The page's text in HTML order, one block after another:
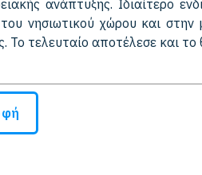
ανάπτυξης. Ιδιαίτερο
του νησιωτικού χώρου και
Το τελευταίο αποτέλεσε και το